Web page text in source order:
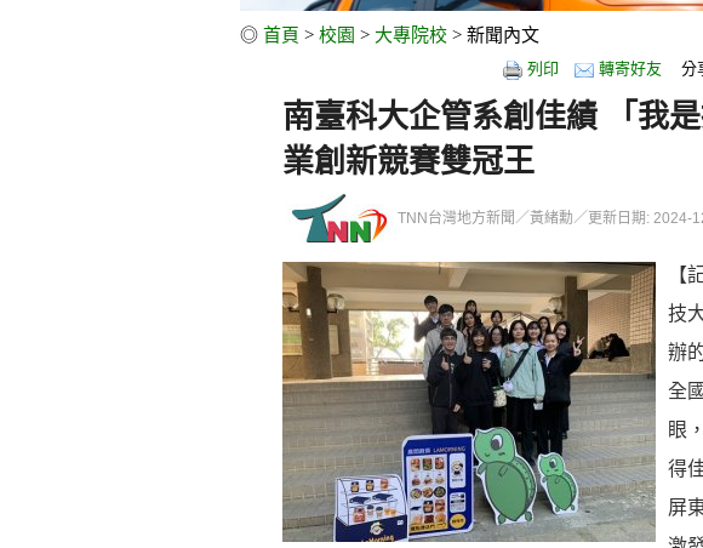
◎ 首頁 > 校園 > 大專院校 > 新聞內文
列印 轉寄好友 分
南臺科大企管系創佳績 「我
業創新競賽雙冠王
TNN台灣地方新聞／黃緒勳／更新日期: 2024-
【
技
辦
全
眼
得
屏